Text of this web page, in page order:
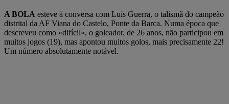
A BOLA esteve à conversa com Luís Guerra, o talismã do campeão
distrital da AF Viana do Castelo, Ponte da Barca. Numa época que
descreveu como «difícil», o goleador, de 26 anos, não participou em
muitos jogos (19), mas apontou muitos golos, mais precisamente 22!
Um número absolutamente notável.